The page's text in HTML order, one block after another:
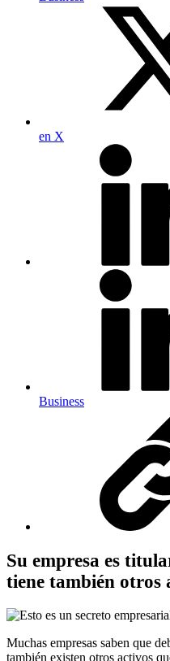
en X
Business
Su empresa es
tiene también otros
Muchas empresas saben que
también existen otros activos